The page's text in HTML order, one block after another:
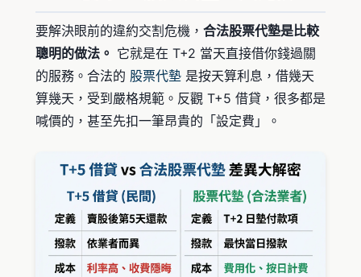
要解決眼前的違約交割危機， 合法股票代墊是比較
聰明的做法。 它就是在 T+2 當天直接借你錢過關
的服務。合法的 股票代墊 是按天算利息，借幾天
算幾天，受到嚴格規範。反觀 T+5 借貸，很多都是
喊價的，甚至先扣一筆昂貴的「設定費」。